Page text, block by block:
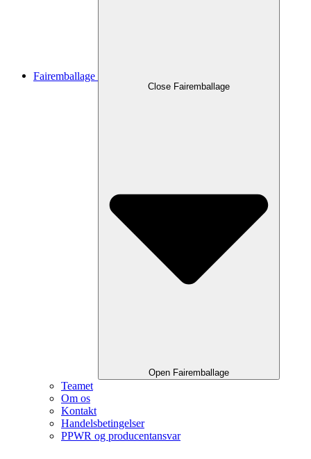
Fairemballage
Close Fairemballage
Open Fairemballage
Teamet
Om os
Kontakt
Handelsbetingelser
PPWR og producentansvar